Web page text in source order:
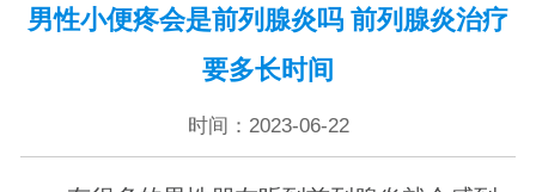
男性小便疼会是前列腺炎吗 前列腺炎治疗
要多长时间
时间：2023-06-22